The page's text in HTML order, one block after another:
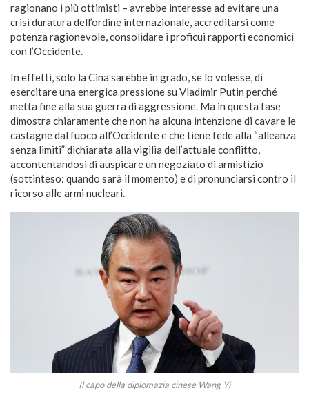
ragionano i più ottimisti – avrebbe interesse ad evitare una
crisi duratura dell’ordine internazionale, accreditarsi come
potenza ragionevole, consolidare i proficui rapporti economici
con l’Occidente.
In effetti, solo la Cina sarebbe in grado, se lo volesse, di
esercitare una energica pressione su Vladimir Putin perché
metta fine alla sua guerra di aggressione. Ma in questa fase
dimostra chiaramente che non ha alcuna intenzione di cavare le
castagne dal fuoco all’Occidente e che tiene fede alla “alleanza
senza limiti” dichiarata alla vigilia dell’attuale conflitto,
accontentandosi di auspicare un negoziato di armistizio
(sottinteso: quando sarà il momento) e di pronunciarsi contro il
ricorso alle armi nucleari.
Il capo della diplomazia cinese Wang Yi